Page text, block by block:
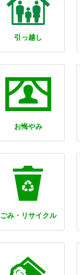
引っ越し
お悔やみ
ごみ・リサイクル